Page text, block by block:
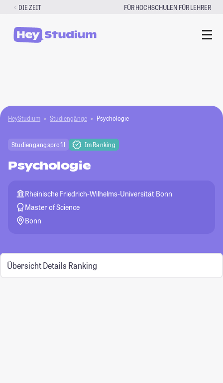
Zum
springen
DIE ZEIT FÜR HOCHSCHULEN|FÜR LEHRER
HeyStudium Studiengänge Psychologie
Studiengangsprofil Im Ranking
Psychologie
Rheinische Friedrich-Wilhelms-Universität Bonn
Master of Science
Bonn
Übersicht Details Ranking